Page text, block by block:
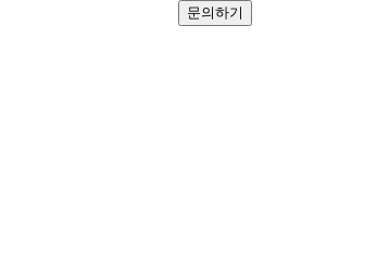
문의하기